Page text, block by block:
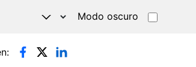
Modo oscuro